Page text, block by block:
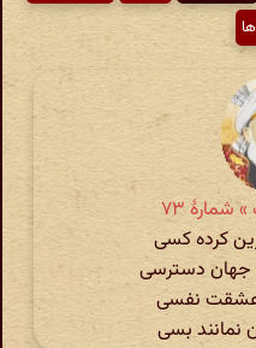
شمارهٔ ۷۳
کرده کسی
جهان دسترسی
عشقت نفسی
نمانند بسی